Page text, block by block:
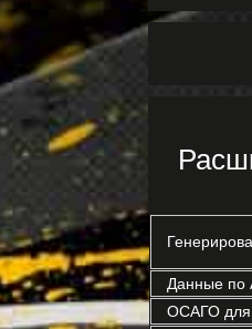
Данные
ОСАГО для